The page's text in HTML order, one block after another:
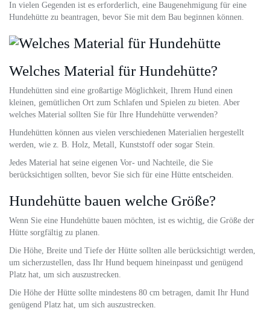
In vielen Gegenden ist es erforderlich, eine Baugenehmigung für eine
Hundehütte zu beantragen, bevor Sie mit dem Bau beginnen können.
Welches Material für Hundehütte?
Hundehütten sind eine großartige Möglichkeit, Ihrem Hund einen
kleinen, gemütlichen Ort zum Schlafen und Spielen zu bieten. Aber
welches Material sollten Sie für Ihre Hundehütte verwenden?
Hundehütten können aus vielen verschiedenen Materialien hergestellt
werden, wie z. B. Holz, Metall, Kunststoff oder sogar Stein.
Jedes Material hat seine eigenen Vor- und Nachteile, die Sie
berücksichtigen sollten, bevor Sie sich für eine Hütte entscheiden.
Hundehütte bauen welche Größe?
Wenn Sie eine Hundehütte bauen möchten, ist es wichtig, die Größe der
Hütte sorgfältig zu planen.
Die Höhe, Breite und Tiefe der Hütte sollten alle berücksichtigt werden,
um sicherzustellen, dass Ihr Hund bequem hineinpasst und genügend
Platz hat, um sich auszustrecken.
Die Höhe der Hütte sollte mindestens 80 cm betragen, damit Ihr Hund
genügend Platz hat, um sich auszustrecken.